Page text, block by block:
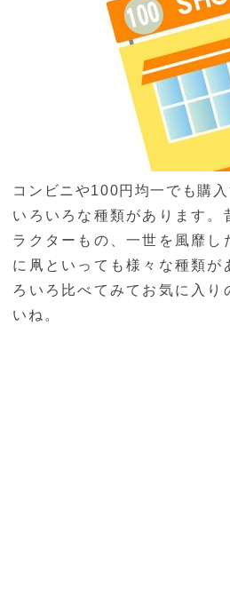
コンビニや100円均一でも購
いろいろな種類があります。
ラクターもの、一世を風靡し
に凧といっても様々な種類が
ろいろ比べてみてお気に入り
いね。